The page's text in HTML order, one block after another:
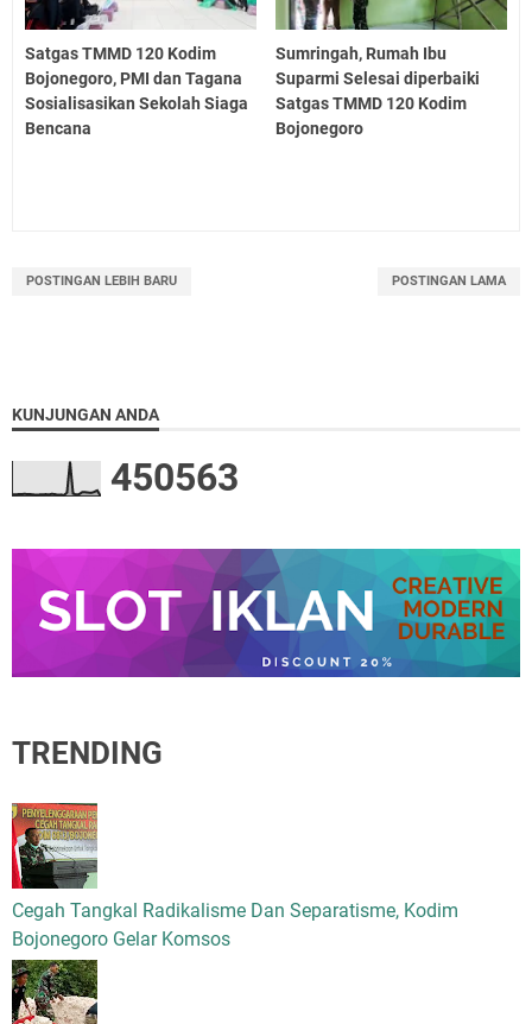
Satgas TMMD 120 Kodim
Bojonegoro, PMI dan Tagana
Sosialisasikan Sekolah Siaga
Bencana
Sumringah, Rumah Ibu
Suparmi Selesai diperbaiki
Satgas TMMD 120 Kodim
Bojonegoro
POSTINGAN LEBIH BARU POSTINGAN LAMA
KUNJUNGAN ANDA
450563
TRENDING
Cegah Tangkal Radikalisme Dan Separatisme, Kodim
Bojonegoro Gelar Komsos